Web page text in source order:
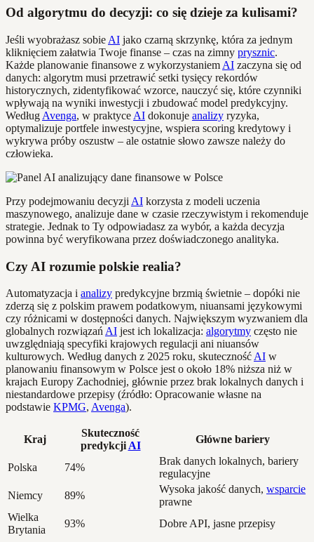
Od algorytmu do decyzji: co się dzieje za kulisami?
Jeśli wyobrażasz sobie AI jako czarną skrzynkę, która za jednym
kliknięciem załatwia Twoje finanse – czas na zimny prysznic.
Każde planowanie finansowe z wykorzystaniem AI zaczyna się od
danych: algorytm musi przetrawić setki tysięcy rekordów
historycznych, zidentyfikować wzorce, nauczyć się, które czynniki
wpływają na wyniki inwestycji i zbudować model predykcyjny.
Według Avenga, w praktyce AI dokonuje analizy ryzyka,
optymalizuje portfele inwestycyjne, wspiera scoring kredytowy i
wykrywa próby oszustw – ale ostatnie słowo zawsze należy do
człowieka.
Przy podejmowaniu decyzji AI korzysta z modeli uczenia
maszynowego, analizuje dane w czasie rzeczywistym i rekomenduje
strategie. Jednak to Ty odpowiadasz za wybór, a każda decyzja
powinna być weryfikowana przez doświadczonego analityka.
Czy AI rozumie polskie realia?
Automatyzacja i analizy predykcyjne brzmią świetnie – dopóki nie
zderzą się z polskim prawem podatkowym, niuansami językowymi
czy różnicami w dostępności danych. Największym wyzwaniem dla
globalnych rozwiązań AI jest ich lokalizacja: algorytmy często nie
uwzględniają specyfiki krajowych regulacji ani niuansów
kulturowych. Według danych z 2025 roku, skuteczność AI w
planowaniu finansowym w Polsce jest o około 18% niższa niż w
krajach Europy Zachodniej, głównie przez brak lokalnych danych i
niestandardowe przepisy (źródło: Opracowanie własne na
podstawie KPMG, Avenga).
Kraj
Skuteczność
predykcji AI
Główne bariery
Polska 74%
Brak danych lokalnych, bariery
regulacyjne
Niemcy
89%
Wysoka jakość danych, wsparcie
prawne
Wielka
Brytania
93% Dobre API, jasne przepisy